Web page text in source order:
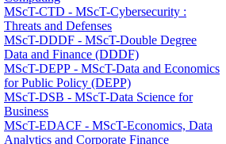
MScT-CTD - MScT-Cybersecurity :
Threats and Defenses
MScT-DDDF - MScT-Double Degree
Data and Finance (DDDF)
MScT-DEPP - MScT-Data and Economics
for Public Policy (DEPP)
MScT-DSB - MScT-Data Science for
Business
MScT-EDACF - MScT-Economics, Data
Analytics and Corporate Finance